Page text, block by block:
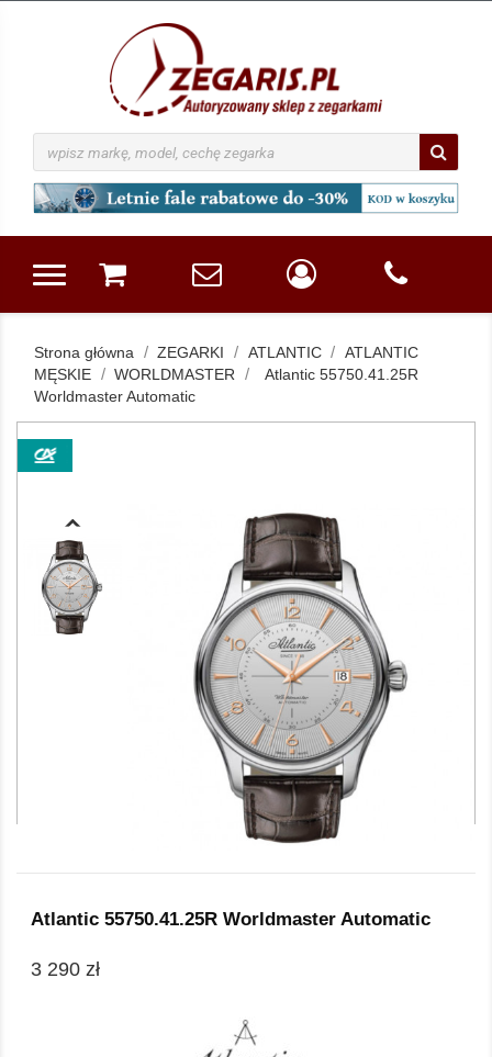
Strona główna ZEGARKI ATLANTIC
ATLANTIC
MĘSKIE
WORLDMASTER
Atlantic 55750.41.25R
Worldmaster Automatic
Atlantic 55750.41.25R Worldmaster Automatic
3 290 zł